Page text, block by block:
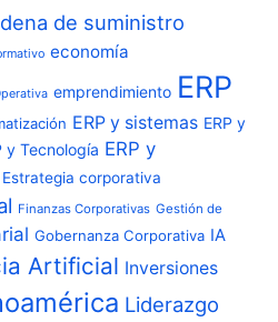
de suministro
economía
emprendimiento ERP
ERP y sistemas ERP y
y Tecnología ERP y
Estrategia corporativa
Finanzas Corporativas Gestión de
Gobernanza Corporativa IA
Artificial Inversiones
Liderazgo